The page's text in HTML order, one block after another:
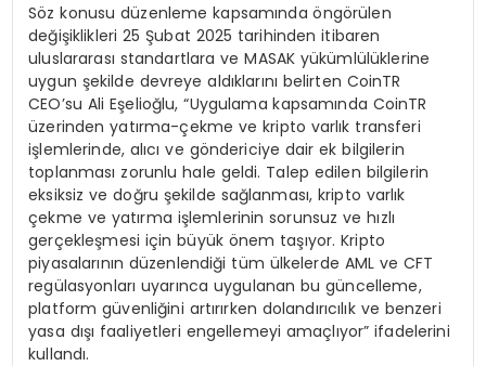
Söz konusu düzenleme kapsamında öngörülen
değişiklikleri 25 Şubat 2025 tarihinden itibaren
uluslararası standartlara ve MASAK yükümlülüklerine
uygun şekilde devreye aldıklarını belirten CoinTR
CEO’su Ali Eşelioğlu, “Uygulama kapsamında CoinTR
üzerinden yatırma-çekme ve kripto varlık transferi
işlemlerinde, alıcı ve göndericiye dair ek bilgilerin
toplanması zorunlu hale geldi. Talep edilen bilgilerin
eksiksiz ve doğru şekilde sağlanması, kripto varlık
çekme ve yatırma işlemlerinin sorunsuz ve hızlı
gerçekleşmesi için büyük önem taşıyor. Kripto
piyasalarının düzenlendiği tüm ülkelerde AML ve CFT
regülasyonları uyarınca uygulanan bu güncelleme,
platform güvenliğini artırırken dolandırıcılık ve benzeri
yasa dışı faaliyetleri engellemeyi amaçlıyor” ifadelerini
kullandı.